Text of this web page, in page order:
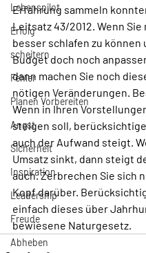
Lebenspilot
Erfolg
scheitern
Fehler
Planen Vorbereiten
Angst
Sicherheit
Inspiration
Leadership
Freude
Abheben
Erfahrung sammeln
Leitsatz 43/2012. Wenn Sie
besser schlafen zu können
Budget doch noch
dann machen Sie noch
nötigen Veränderungen.
Wenn in Ihren
steigen soll,
auch der Aufwand steigt.
Umsatz sinkt, dann steigt
auch. Zerbrechen Sie sich
Kopf darüber.
einfach dieses über
bewiesene Naturgesetz.